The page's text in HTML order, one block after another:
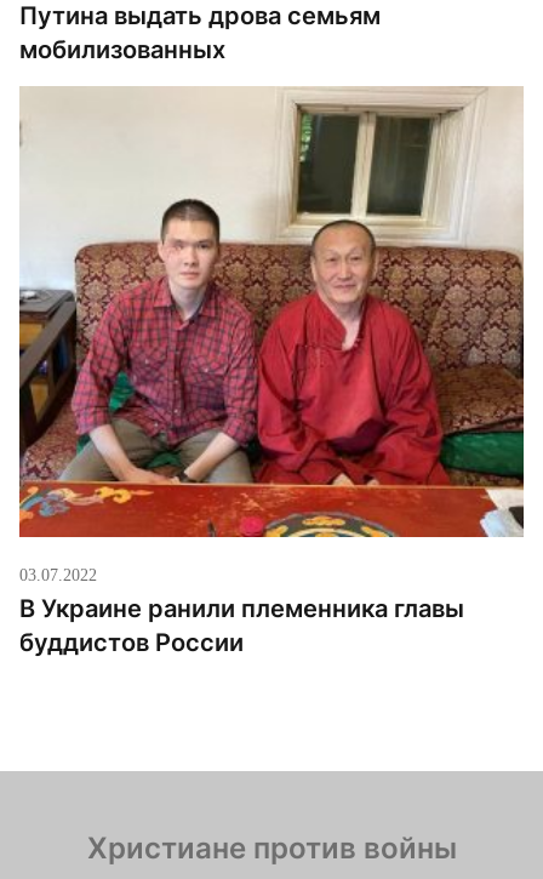
Путина выдать дрова семьям
мобилизованных
03.07.2022
В Украине ранили племенника главы
буддистов России
Христиане против войны